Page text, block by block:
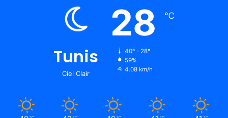
Tunis
Ciel Clair
28 ℃
40º - 28º
59%
4.08 km/h